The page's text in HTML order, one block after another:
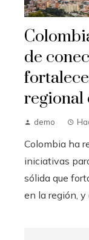
de
demo
Colombia ha
iniciativas
sólida que
en la región, y